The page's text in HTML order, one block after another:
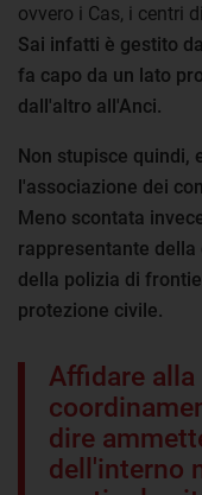
ovvero i Cas, i centri
Sai infatti è gestito
fa capo da un lato
dall'altro all'Anci.
Non stupisce quindi,
l'associazione dei
Meno scontata
rappresentante
della polizia di
protezione civile.
Affidare alla
dire
dell'interno